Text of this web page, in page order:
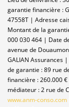
garantie financière :
47558T | Adresse
Montant de la
000 030 464 | Date
avenue de
GALIAN Assurances
de garantie : 89 rue
financière : 260.000
médiateur : 2 rue de
www.anm-conso.com